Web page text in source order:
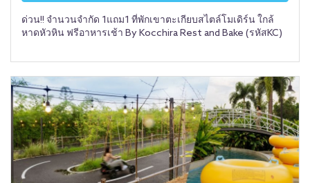
ด่วน!! จำนวนจำกัด 1แถม1 ที่พักเขาตะเกียบสไตล์โมเดิร์น ใกล้
หาดหัวหิน ฟรีอาหารเช้า By Kocchira Rest and Bake (รหัสKC)